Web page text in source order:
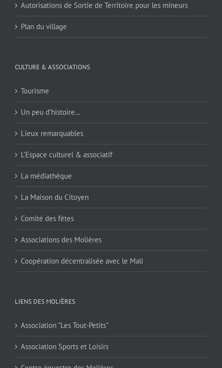
Autorisations de Sortie de Territoire pour les mineurs
Plan du village
CULTURE & ASSOCIATIONS
Tourisme
Un peu d’histoire…
Lieux remarquables
L’Espace culturel & associatif
La médiathèque
La Maison du Citoyen
Comité des fêtes
Associations des Molières
Coopération décentralisée avec le Mali
LIENS DES MOLIÈRES
Association "Les Tout-Petits"
Association Sports et Loisirs